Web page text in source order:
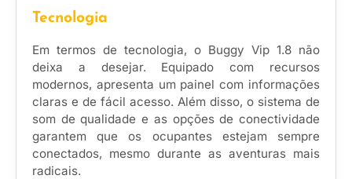
Tecnologia
Em termos de tecnologia, o Buggy Vip 1.8 não
deixa a desejar. Equipado com recursos
modernos, apresenta um painel com informações
claras e de fácil acesso. Além disso, o sistema de
som de qualidade e as opções de conectividade
garantem que os ocupantes estejam sempre
conectados, mesmo durante as aventuras mais
radicais.